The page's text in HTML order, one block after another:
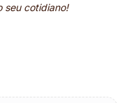
seu cotidiano!